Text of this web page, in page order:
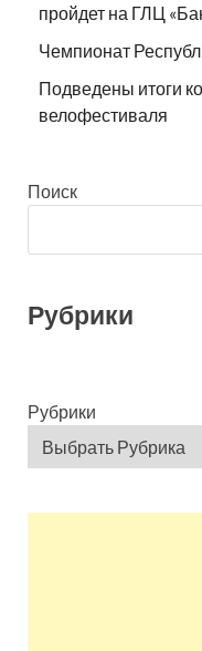
пройдет на ГЛЦ
Чемпионат
Подведены итоги
велофестиваля
Поиск
Рубрики
Рубрики